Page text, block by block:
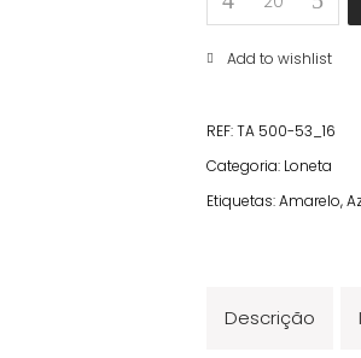
Estampada
Limões
Add to wishlist
REF:TA 500-53_16
Categoria: Loneta
Etiquetas:Amarelo,
Descrição